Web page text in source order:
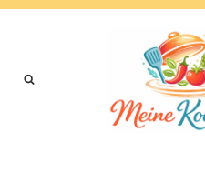
Skip